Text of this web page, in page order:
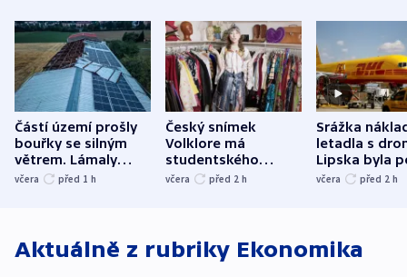
Částí území prošly
bouřky se silným
větrem. Lámaly
stromy a poničily
včera před 1 h
Český snímek
Volklore má
studentského
Oscara, zabojuje o
včera před 2 h
Srážka
letadla s
Lipska byla
německého
včera před 2 h
Aktuálně z rubriky Ekonomika